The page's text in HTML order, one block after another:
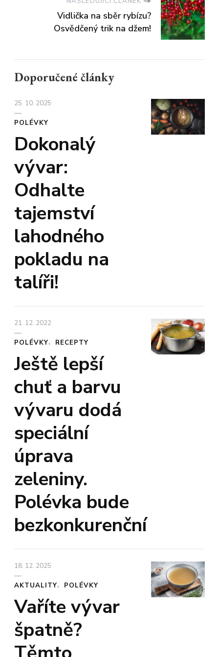
Vidlička na sběr rybízu?
Osvědčený trik na džem!
Doporučené články
25. 10. 2025
POLÉVKY
Dokonalý
vývar:
Odhalte
tajemství
lahodného
pokladu na
talíři!
21. 12. 2022
POLÉVKY RECEPTY
Ještě lepší
chuť a barvu
vývaru dodá
speciální
úprava
zeleniny.
Polévka bude
bezkonkurenční
18. 12. 2025
AKTUALITY POLÉVKY
Vaříte vývar
špatně?